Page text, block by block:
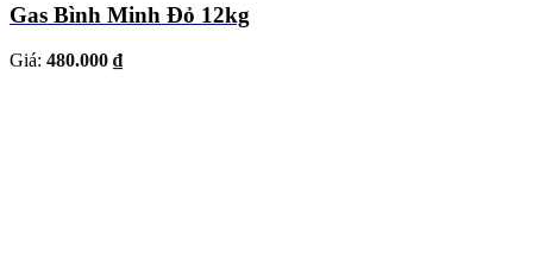
Gas Bình Minh Đỏ 12kg
Giá: 480.000 ₫